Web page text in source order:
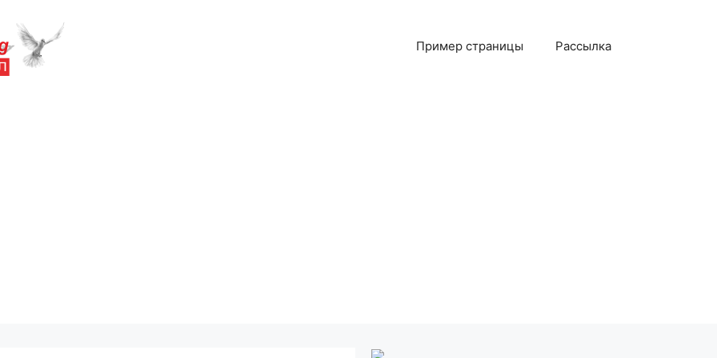
Пример страницы Рассылка